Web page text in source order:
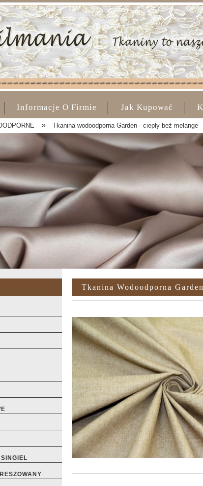
Informacje O Firmie Jak Kupować
» Tkanina wodoodporna Garden - ciepły beż melange
Tkanina Wodoodporna